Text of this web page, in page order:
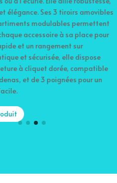
Ses 3 tiroirs amovibles
modulables permettent
accessoire à sa place pour
et un rangement sur
et sécurisée, elle dispose
à cliquet dorée, compatible
et de 3 poignées pour un